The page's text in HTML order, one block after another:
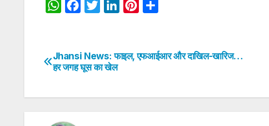
W
s
A
p
F
e
b
o
T
er
Li
e
dI
Pi
e e
Post
Jhansi News: फाइल, एफआईआर और दाखिल-खारिज…
हर जगह घूस का खेल